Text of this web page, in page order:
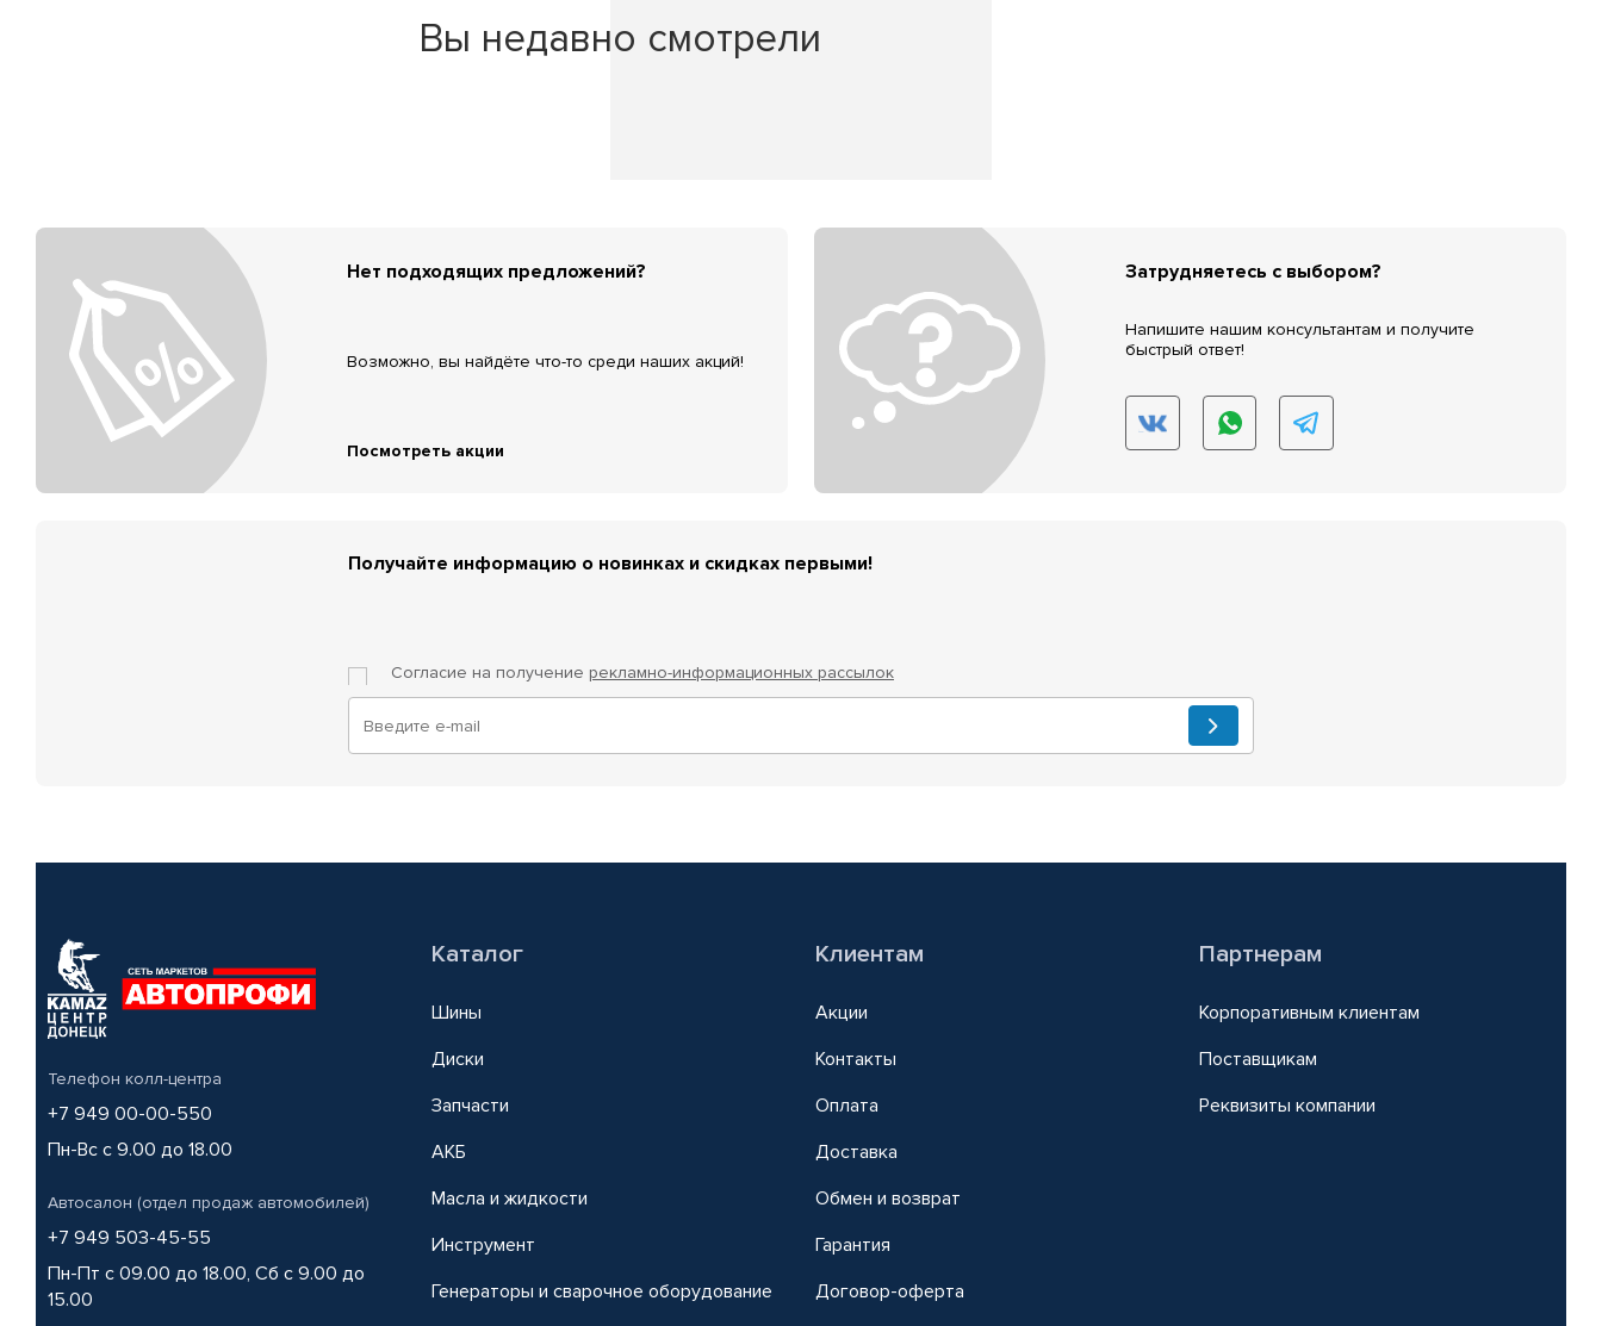
Вы недавно смотрели
Нет подходящих предложений?
Возможно, вы найдёте что-то среди наших акций!
Посмотреть акции
Затрудняетесь с выбором?
Напишите нашим консультантам и получите
быстрый ответ!
Получайте информацию о новинках и скидках первыми!
Согласие на получение рекламно-информационных рассылок
Телефон колл-центра
+7 949 00-00-550
Пн-Вс с 9.00 до 18.00
Автосалон (отдел продаж автомобилей)
+7 949 503-45-55
Пн-Пт с 09.00 до 18.00, Сб с 9.00 до
15.00
Каталог
Шины
Диски
Запчасти
АКБ
Масла и жидкости
Инструмент
Генераторы и сварочное оборудование
Клиентам
Акции
Контакты
Оплата
Доставка
Обмен и возврат
Гарантия
Договор-оферта
Партнерам
Корпоративным клиентам
Поставщикам
Реквизиты компании